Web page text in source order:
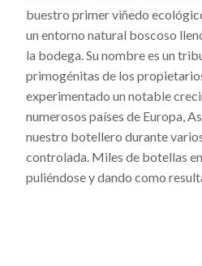
buestro primer viñedo
un entorno natural boscoso
la bodega. Su nombre es un
primogénitas de los
experimentado un notable
numerosos países de Europa,
nuestro botellero durante
controlada. Miles de botellas
puliéndose y dando como